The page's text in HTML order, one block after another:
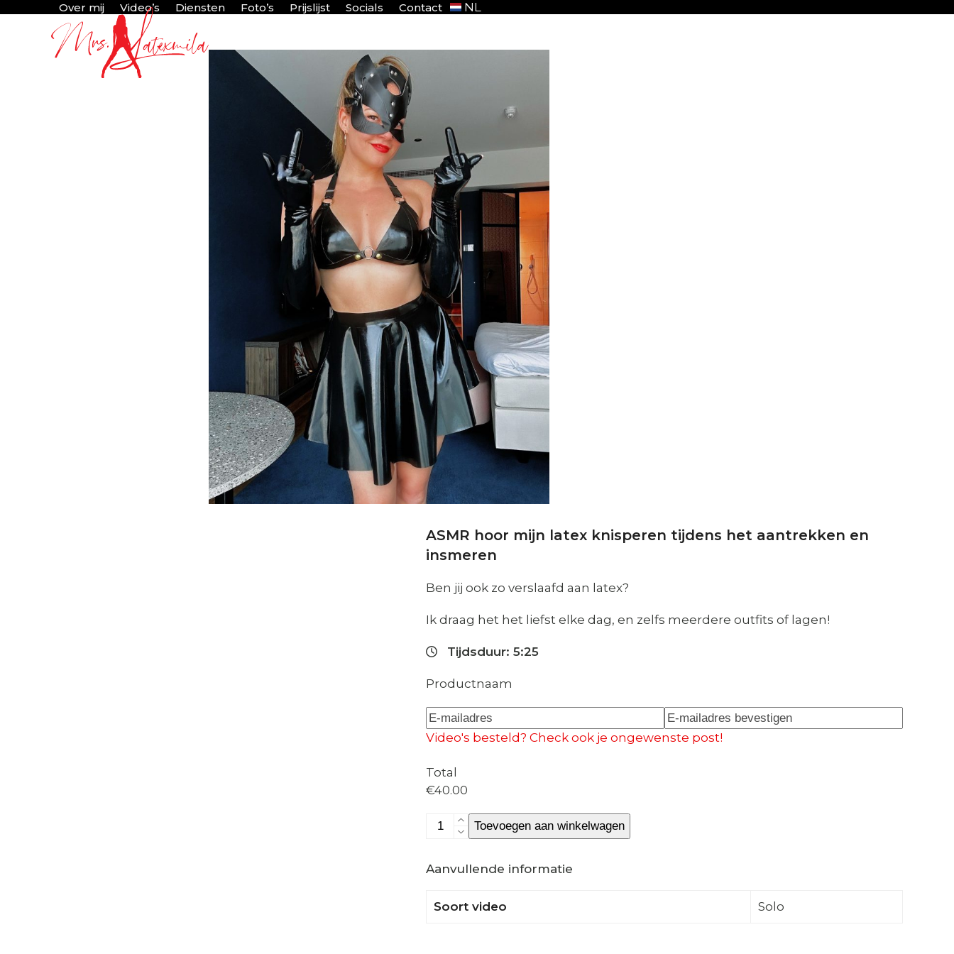
Over mij Video’s Diensten Foto’s Prijslijst Socials Contact NL
ASMR hoor mijn latex knisperen tijdens het aantrekken en
insmeren
Ben jij ook zo verslaafd aan latex?
Ik draag het het liefst elke dag, en zelfs meerdere outfits of lagen!
Tijdsduur: 5:25
Productnaam
E-
mailadres*
E-
invoeren
E-
Video's besteld? Check ook je ongewenste post!
Total
€40.00
ASMR
latex
tijdens
Toevoegen aan winkelwagen
Aanvullende informatie
Soort video Solo